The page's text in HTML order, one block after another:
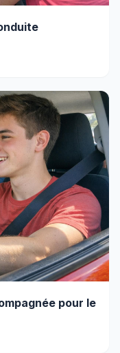
pour le